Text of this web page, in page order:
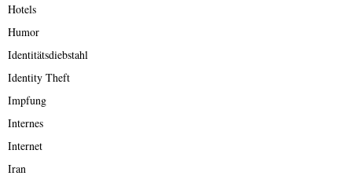
Hotels
Humor
Identitätsdiebstahl
Identity Theft
Impfung
Internes
Internet
Iran